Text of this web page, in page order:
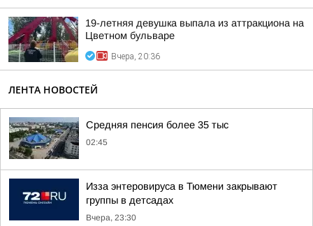
19-летняя девушка выпала из аттракциона на
Цветном бульваре
Вчера, 20:36
ЛЕНТА НОВОСТЕЙ
Средняя пенсия более 35 тыс
02:45
Изза энтеровируса в Тюмени закрывают
группы в детсадах
Вчера, 23:30